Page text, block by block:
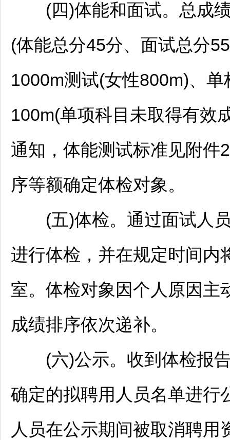
(四)体能和面试。总成绩
(体能总分45分、面试总分
1000m测试(女性800m)、
100m(单项科目未取得有效
通知，体能测试标准见附件
序等额确定体检对象。
(五)体检。通过面试人
进行体检，并在规定时间内
室。体检对象因个人原因主
成绩排序依次递补。
(六)公示。收到体检报告
确定的拟聘用人员名单进行
人员在公示期间被取消聘